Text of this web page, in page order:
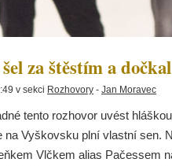
za štěstím a
v sekci Rozhovory - Jan Moravec
tento rozhovor uvést
na Vyškovsku plní vlastní sen.
Vlčkem alias Pačessem